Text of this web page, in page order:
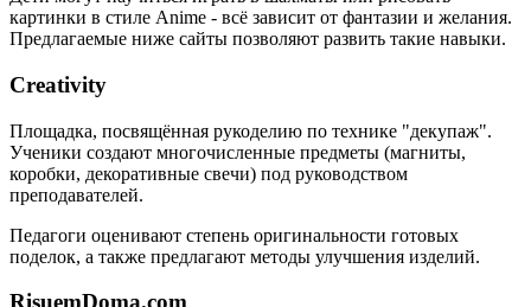
картинки в стиле Anime - всё зависит от фантазии и желания.
Предлагаемые ниже сайты позволяют развить такие навыки.
Creativity
Площадка, посвящённая рукоделию по технике "декупаж".
Ученики создают многочисленные предметы (магниты,
коробки, декоративные свечи) под руководством
преподавателей.
Педагоги оценивают степень оригинальности готовых
поделок, а также предлагают методы улучшения изделий.